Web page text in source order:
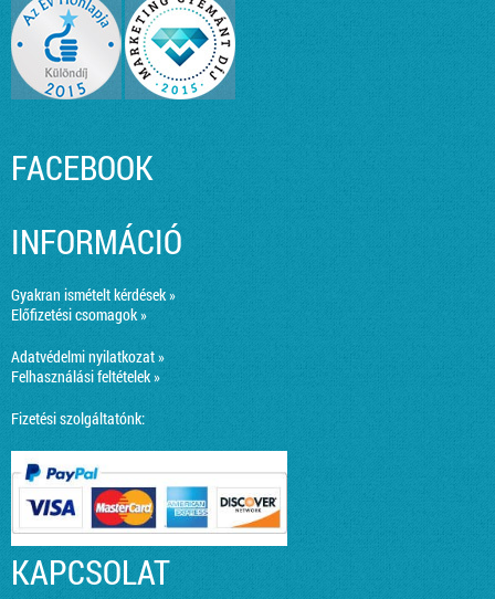
FACEBOOK
INFORMÁCIÓ
Gyakran ismételt kérdések »
Előfizetési csomagok »
Adatvédelmi nyilatkozat »
Felhasználási feltételek »
Fizetési szolgáltatónk:
KAPCSOLAT